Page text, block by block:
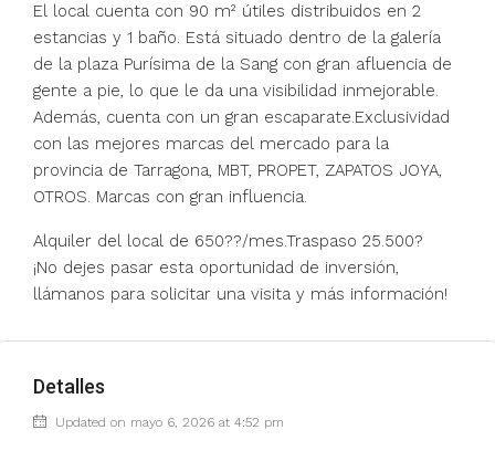
El local cuenta con 90 m² útiles distribuidos en 2
estancias y 1 baño. Está situado dentro de la galería
de la plaza Purísima de la Sang con gran afluencia de
gente a pie, lo que le da una visibilidad inmejorable.
Además, cuenta con un gran escaparate.Exclusividad
con las mejores marcas del mercado para la
provincia de Tarragona, MBT, PROPET, ZAPATOS JOYA,
OTROS. Marcas con gran influencia.
Alquiler del local de 650??/mes.Traspaso 25.500?
¡No dejes pasar esta oportunidad de inversión,
llámanos para solicitar una visita y más información!
Detalles
Updated on mayo 6, 2026 at 4:52 pm